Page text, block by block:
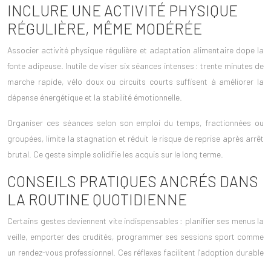
INCLURE UNE ACTIVITÉ PHYSIQUE
RÉGULIÈRE, MÊME MODÉRÉE
Associer activité physique régulière et adaptation alimentaire dope la
fonte adipeuse. Inutile de viser six séances intenses : trente minutes de
marche rapide, vélo doux ou circuits courts suffisent à améliorer la
dépense énergétique et la stabilité émotionnelle.
Organiser ces séances selon son emploi du temps, fractionnées ou
groupées, limite la stagnation et réduit le risque de reprise après arrêt
brutal. Ce geste simple solidifie les acquis sur le long terme.
CONSEILS PRATIQUES ANCRÉS DANS
LA ROUTINE QUOTIDIENNE
Certains gestes deviennent vite indispensables : planifier ses menus la
veille, emporter des crudités, programmer ses sessions sport comme
un rendez-vous professionnel. Ces réflexes facilitent l’adoption durable